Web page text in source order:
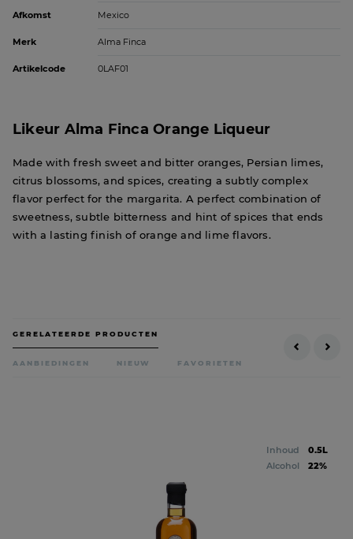
Afkomst Mexico
Merk Alma Finca
Artikelcode 0LAF01
Likeur Alma Finca Orange Liqueur
Made with fresh sweet and bitter oranges, Persian limes,
citrus blossoms, and spices, creating a subtly complex
flavor perfect for the margarita. A perfect combination of
sweetness, subtle bitterness and hint of spices that ends
with a lasting finish of orange and lime flavors.
GERELATEERDE PRODUCTEN
AANBIEDINGEN NIEUW FAVORIETEN
Inhoud
0.5L
Alcohol
22%